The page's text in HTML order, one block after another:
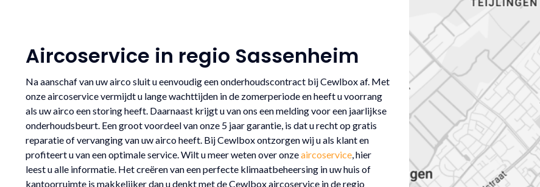
Aircoservice in regio Sassenheim
Na aanschaf van uw airco sluit u eenvoudig een onderhoudscontract bij Cewlbox af. Met
onze aircoservice vermijdt u lange wachttijden in de zomerperiode en heeft u voorrang
als uw airco een storing heeft. Daarnaast krijgt u van ons een melding voor een jaarlijkse
onderhoudsbeurt. Een groot voordeel van onze 5 jaar garantie, is dat u recht op gratis
reparatie of vervanging van uw airco heeft. Bij Cewlbox ontzorgen wij u als klant en
profiteert u van een optimale service. Wilt u meer weten over onzeaircoservice , hier
leest u alle informatie. Het creëren van een perfecte klimaatbeheersing in uw huis of
kantoorruimte is makkelijker dan u denkt met de Cewlbox aircoservice in de regio